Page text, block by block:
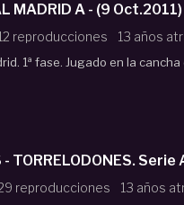
Cadete CANOE A - REAL
reproducciones 13 años
1ª fase. Jugado en la
TORRELODONES.
reproducciones 13 años